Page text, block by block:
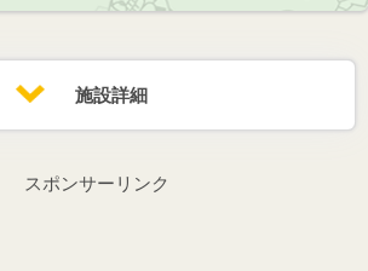
施設詳細
スポンサーリンク